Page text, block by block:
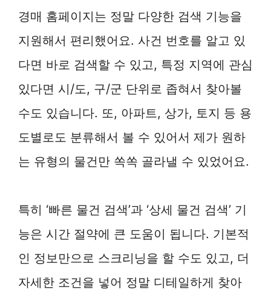
경매 홈페이지는 정말 다양한 검색 기능을
지원해서 편리했어요. 사건 번호를 알고 있
다면 바로 검색할 수 있고, 특정 지역에 관심
있다면 시/도, 구/군 단위로 좁혀서 찾아볼
수도 있습니다. 또, 아파트, 상가, 토지 등 용
도별로도 분류해서 볼 수 있어서 제가 원하
는 유형의 물건만 쏙쏙 골라낼 수 있었어요.
특히 ‘빠른 물건 검색’과 ‘상세 물건 검색’ 기
능은 시간 절약에 큰 도움이 됩니다. 기본적
인 정보만으로 스크리닝을 할 수도 있고, 더
자세한 조건을 넣어 정말 디테일하게 찾아